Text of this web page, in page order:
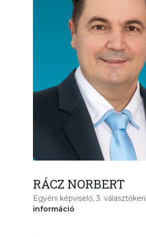
RÁCZ NORBERT
Egyéni képviselő, 3.
információ